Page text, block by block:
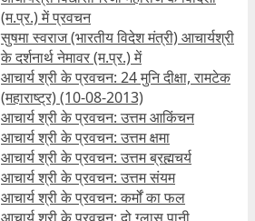
(म.प्र.) में प्रवचन
सुषमा स्वराज (भारतीय विदेश मंत्री) आचार्यश्री
के दर्शनार्थ नेमावर (म.प्र.) में
आचार्य श्री के प्रवचन: 24 मुनि दीक्षा, रामटेक
(महाराष्ट्र) (10-08-2013)
आचार्य श्री के प्रवचन: उत्तम आकिंचन
आचार्य श्री के प्रवचन: उत्तम क्षमा
आचार्य श्री के प्रवचन: उत्तम ब्रह्मचर्य
आचार्य श्री के प्रवचन: उत्तम संयम
आचार्य श्री के प्रवचन: कर्मों का फल